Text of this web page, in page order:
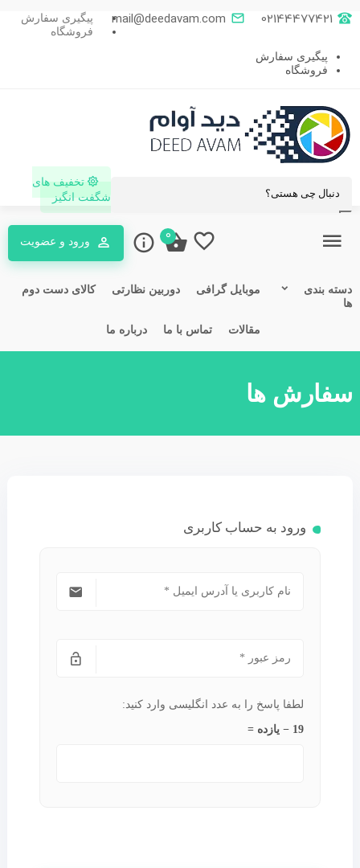
mail@deedavam.com 02144477421
پیگیری سفارش
فروشگاه
پیگیری سفارش
فروشگاه
ورود و عضویت 0
بندی
موبایل گرافی دوربین نظارتی کالای دست دوم
مقالات تماس با ما درباره ما
تخفیف های
شگفت انگیز
ها
ورود به حساب کاربری
لطفا پاسخ را به عدد انگلیسی وارد کنید: